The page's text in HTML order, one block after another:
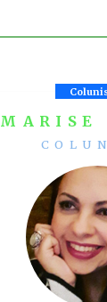
MARISE